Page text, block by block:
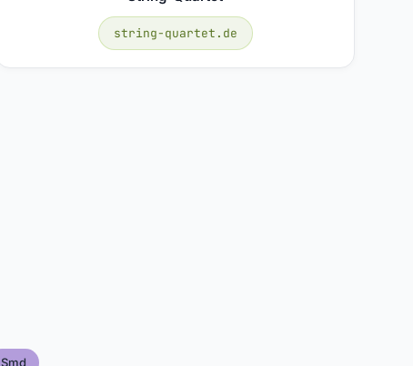
string-quartet.de
Smd